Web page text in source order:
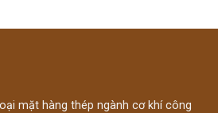
mặt hàng thép ngành cơ khí công